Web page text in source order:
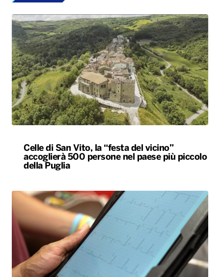
Celle di San Vito, la “festa del vicino”
accoglierà 500 persone nel paese più piccolo
della Puglia